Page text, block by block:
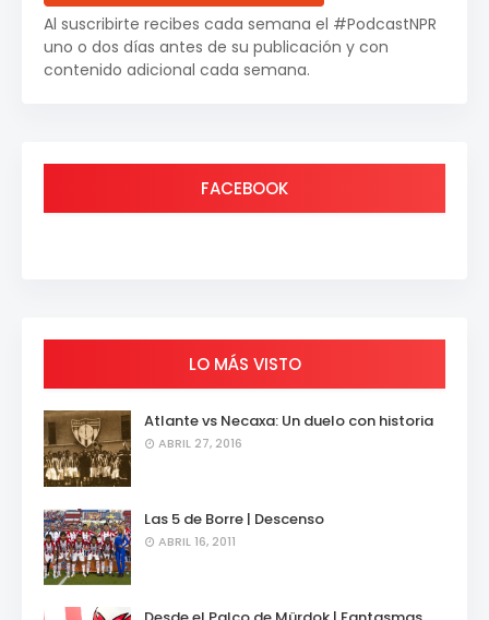
Al suscribirte recibes cada semana el #PodcastNPR
uno o dos días antes de su publicación y con
contenido adicional cada semana.
FACEBOOK
LO MÁS VISTO
Atlante vs Necaxa: Un duelo con historia
ABRIL 27, 2016
Las 5 de Borre | Descenso
ABRIL 16, 2011